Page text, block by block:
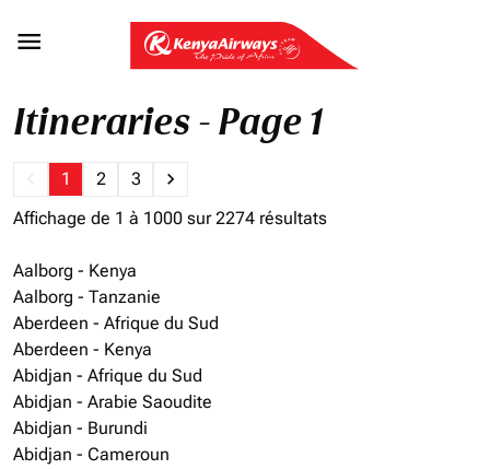

Itineraries - Page 1
1 2 3 keyboard_arrow_right
Affichage de 1 à 1000 sur 2274 résultats
Aalborg - Kenya
Aalborg - Tanzanie
Aberdeen - Afrique du Sud
Aberdeen - Kenya
Abidjan - Afrique du Sud
Abidjan - Arabie Saoudite
Abidjan - Burundi
Abidjan - Cameroun